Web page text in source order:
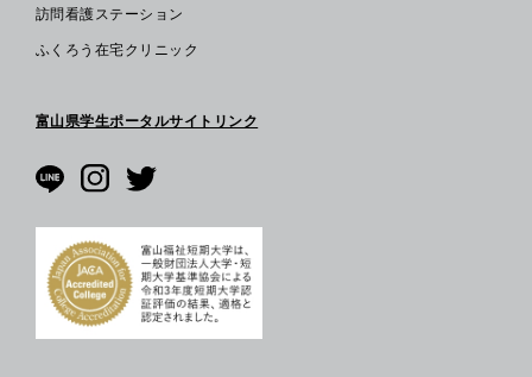
訪問看護ステーション
ふくろう在宅クリニック
富山県学生ポータルサイトリンク